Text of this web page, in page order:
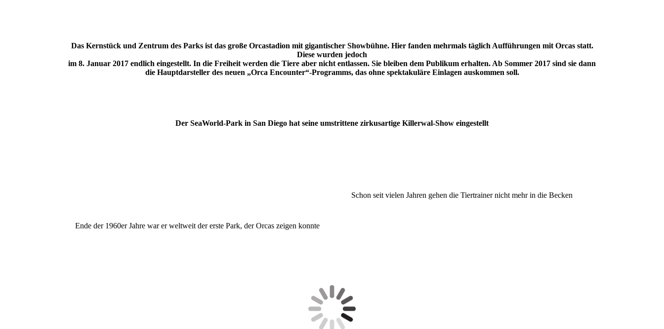
Das Kernstück und Zentrum des Parks ist das große Orcastadion mit gigantischer Showbühne. Hier fanden mehrmals täglich Aufführungen mit Orcas statt.
Diese wurden jedoch
im 8. Januar 2017 endlich eingestellt. In die Freiheit werden die Tiere aber nicht entlassen. Sie bleiben dem Publikum erhalten. Ab Sommer 2017 sind sie dann
die Hauptdarsteller des neuen „Orca Encounter“-Programms, das ohne spektakuläre Einlagen auskommen soll.
Der SeaWorld-Park in San Diego hat seine umstrittene zirkusartige Killerwal-Show eingestellt
Schon seit vielen Jahren gehen die Tiertrainer nicht mehr in die Becken
Ende der 1960er Jahre war er weltweit der erste Park, der Orcas zeigen konnte